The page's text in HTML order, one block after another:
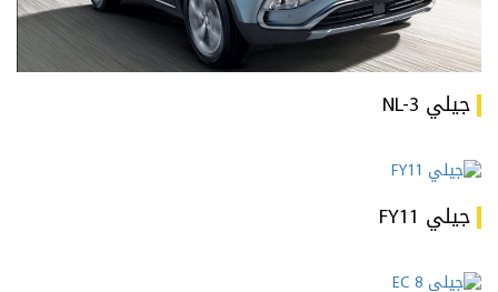
جيلي NL-3
جيلي FY11